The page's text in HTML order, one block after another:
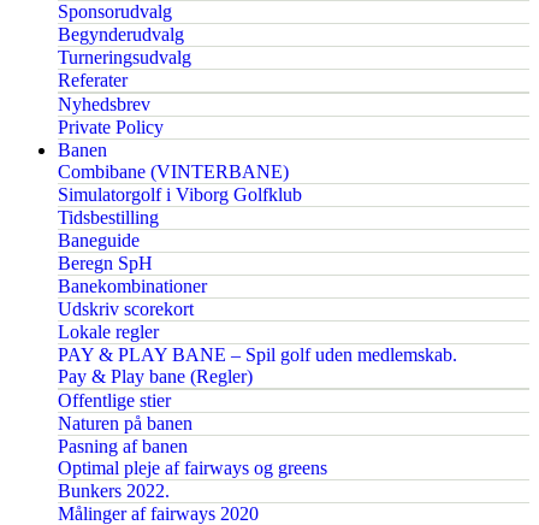
Sponsorudvalg
Begynderudvalg
Turneringsudvalg
Referater
Nyhedsbrev
Private Policy
Banen
Combibane (VINTERBANE)
Simulatorgolf i Viborg Golfklub
Tidsbestilling
Baneguide
Beregn SpH
Banekombinationer
Udskriv scorekort
Lokale regler
PAY & PLAY BANE – Spil golf uden medlemskab.
Pay & Play bane (Regler)
Offentlige stier
Naturen på banen
Pasning af banen
Optimal pleje af fairways og greens
Bunkers 2022.
Målinger af fairways 2020